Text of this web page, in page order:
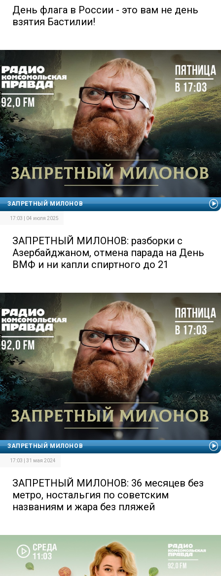
День флага в России - это вам не день
взятия Бастилии!
ЗАПРЕТНЫЙ МИЛОНОВ
17:03 | 04 июля 2025
ЗАПРЕТНЫЙ МИЛОНОВ: разборки с
Азербайджаном, отмена парада на День
ВМФ и ни капли спиртного до 21
ЗАПРЕТНЫЙ МИЛОНОВ
17:03 | 31 мая 2024
ЗАПРЕТНЫЙ МИЛОНОВ: 36 месяцев без
метро, ностальгия по советским
названиям и жара без пляжей